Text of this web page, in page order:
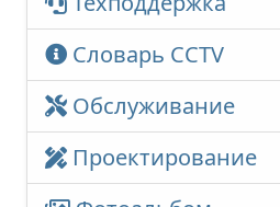
Словарь CCTV
Обслуживание
Проектирование